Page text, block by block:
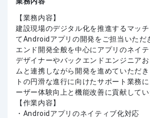
【業務内容】
建設現場のデジタル化を推進するマッ
てAndroidアプリの開発をご担当いただ
エンド開発全般を中心にアプリのネイ
デザイナーやバックエンドエンジニア
ムと連携しながら開発を進めていただ
トの円滑な進行に向けたサポート業務
ーザー体験向上と機能改善に貢献してい
【作業内容】
・Androidアプリのネイティブ化対応